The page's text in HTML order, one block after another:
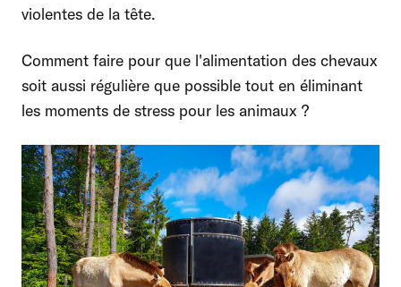
violentes de la tête.
Comment faire pour que l'alimentation des chevaux
soit aussi régulière que possible tout en éliminant
les moments de stress pour les animaux ?